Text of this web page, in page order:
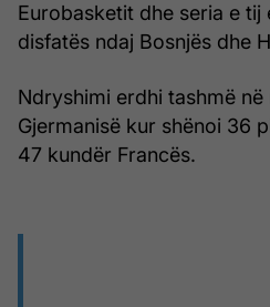
Eurobasketit dhe seria e tij
disfatës ndaj Bosnjës dhe
Ndryshimi erdhi tashmë në
Gjermanisë kur shënoi 36
47 kundër Francës.